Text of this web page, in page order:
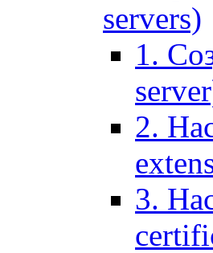
servers)
1.
2.
3.